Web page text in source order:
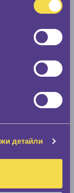
детайли
автомобил